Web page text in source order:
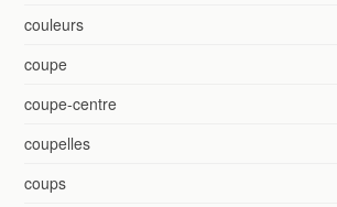
couleurs
coupe
coupe-centre
coupelles
coups